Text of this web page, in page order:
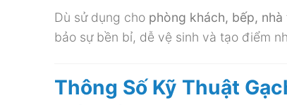
Dù sử dụng cho phòng khách, bếp,
bảo sự bền bỉ, dễ vệ sinh và tạo điểm
Thông Số Kỹ Thuật